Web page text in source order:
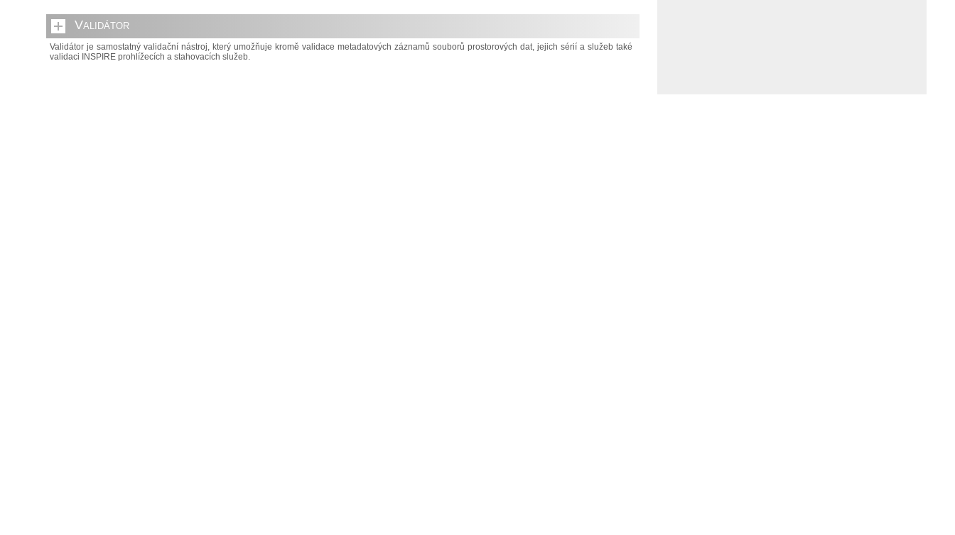
Validátor
Validátor je samostatný validační nástroj, který umožňuje kromě validace metadatových záznamů souborů prostorových dat, jejich sérií a služeb také
validaci INSPIRE prohlížecích a stahovacích služeb.